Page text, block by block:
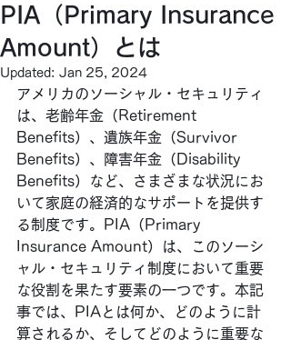
PIA（Primary Insurance
Amount）とは
Updated: Jan 25, 2024
アメリカのソーシャル・セキュリティ
は、老齢年金（Retirement
Benefits）、遺族年金（Survivor
Benefits）、障害年金（Disability
Benefits）など、さまざまな状況にお
いて家庭の経済的なサポートを提供す
る制度です。PIA（Primary
Insurance Amount）は、このソーシ
ャル・セキュリティ制度において重要
な役割を果たす要素の一つです。本記
事では、PIAとは何か、どのように計
算されるか、そしてどのように重要な